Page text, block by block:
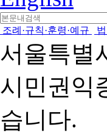
조례·규칙·훈령·예규
서울특별
시민권익
습니다.